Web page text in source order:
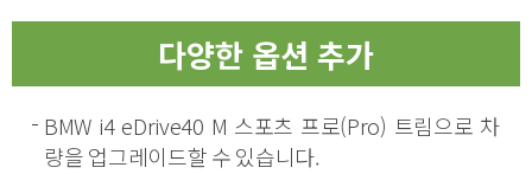
다양한 옵션 추가
BMW i4 eDrive40 M 스포츠 프로(Pro) 트림으로 차
량을 업그레이드할 수 있습니다.